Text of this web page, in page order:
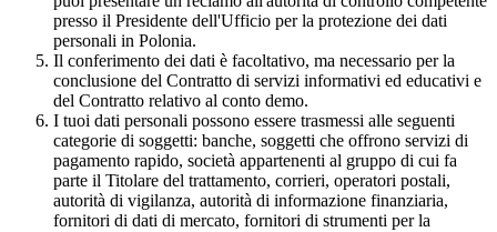
presso il Presidente dell'Ufficio per la protezione dei dati
personali in Polonia.
Il conferimento dei dati è facoltativo, ma necessario per la
conclusione del Contratto di servizi informativi ed educativi e
del Contratto relativo al conto demo.
I tuoi dati personali possono essere trasmessi alle seguenti
categorie di soggetti: banche, soggetti che offrono servizi di
pagamento rapido, società appartenenti al gruppo di cui fa
parte il Titolare del trattamento, corrieri, operatori postali,
autorità di vigilanza, autorità di informazione finanziaria,
fornitori di dati di mercato, fornitori di strumenti per la